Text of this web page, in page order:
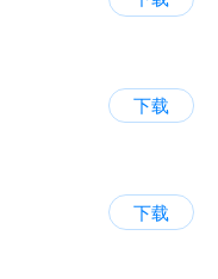
下载
下载